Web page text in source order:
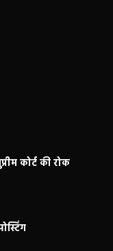
कोर्ट की रोक